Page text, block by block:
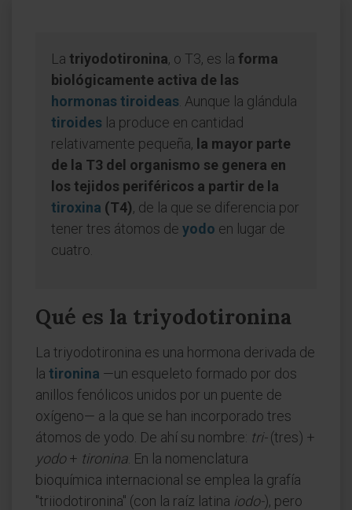
La triyodotironina, o T3, es la forma
biológicamente activa de las
hormonas tiroideas . Aunque la glándula
tiroides la produce en cantidad
relativamente pequeña, la mayor parte
de la T3 del organismo se genera en
los tejidos periféricos a partir de la
tiroxina (T4), de la que se diferencia por
tener tres átomos de yodo en lugar de
cuatro.
Qué es la triyodotironina
La triyodotironina es una hormona derivada de
la tironina —un esqueleto formado por dos
anillos fenólicos unidos por un puente de
oxígeno— a la que se han incorporado tres
átomos de yodo. De ahí su nombre: tri-(tres) +
yodo+ tironina . En la nomenclatura
bioquímica internacional se emplea la grafía
"triiodotironina" (con la raíz latina iodo-), pero